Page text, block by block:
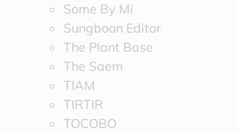
Some By Mi
Sungboon Editor
The Plant Base
The Saem
TIAM
TIRTIR
TOCOBO